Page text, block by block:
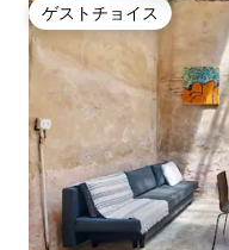
ゲストチョイス
ゲストチョイス